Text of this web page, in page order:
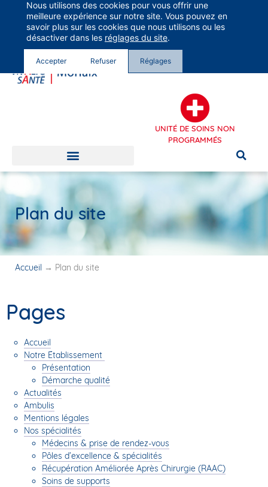
Groupe Vivalto Santé
Entre nous, la vie
UNITÉ DE SOINS NON
PROGRAMMÉS
Plan du site
Accueil → Plan du site
Pages
Accueil
Notre Établissement
Présentation
Démarche qualité
Actualités
Ambulis
Mentions légales
Nos spécialités
Médecins & prise de rendez-vous
Pôles d’excellence & spécialités
Récupération Améliorée Après Chirurgie (RAAC)
Soins de supports
Nous utilisons des cookies pour vous offrir une
meilleure expérience sur notre site. Vous pouvez en
savoir plus sur les cookies que nous utilisons ou les
désactiver dans les réglages du site.
Accepter Refuser Réglages